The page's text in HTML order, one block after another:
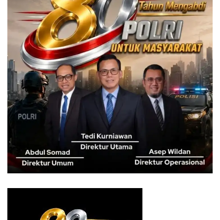
“Daftar nama tokoh dengan angka popularitas tertinggi
tersebut, ternyata tidak berbanding linier
dengan angka keterpilihannya,” ungkapnya.
Untuk indikator elektabilitas, nama Dedie Rachim (14%),
Syahrul Gunawan (11%), dan Sendi Fardiansyah (10%),
menduduki 3 nama tokoh dengan angka keterpilihan
tertinggi.
“Tiga nama tadi, disusul oleh beberapa nama tokoh lain
seperti Habib Hasan Alatas (4%), Jenal Mutaqin (3%),
Yane Ardian Rachman (2%), Denny Mulyadi (2%), Raendi
Rayendra (1%), Rieke Dyah Pitaloka (1%), serta Achmad
Ru’yat (1%),” paparnya.